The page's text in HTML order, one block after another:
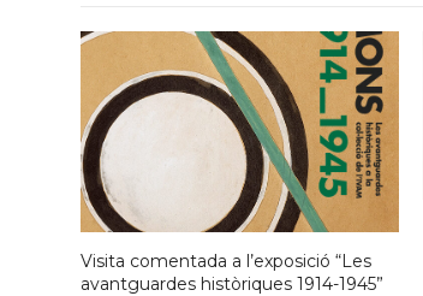
Visita comentada a l’exposició “Les
avantguardes històriques 1914-1945”